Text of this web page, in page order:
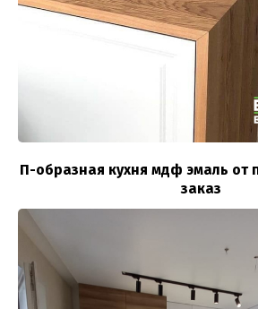
П-образная кухня мдф эмаль от
заказ